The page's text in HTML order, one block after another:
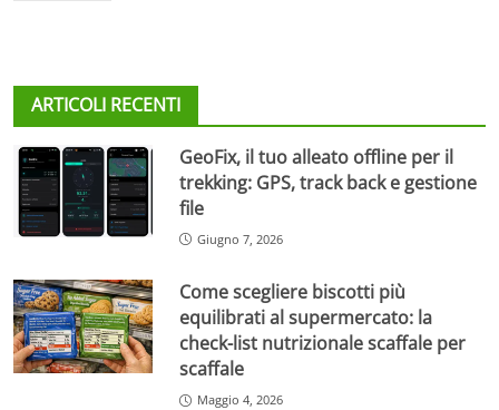
ARTICOLI RECENTI
GeoFix, il tuo alleato offline per il
trekking: GPS, track back e gestione
file
Giugno 7, 2026
Come scegliere biscotti più
equilibrati al supermercato: la
check-list nutrizionale scaffale per
scaffale
Maggio 4, 2026